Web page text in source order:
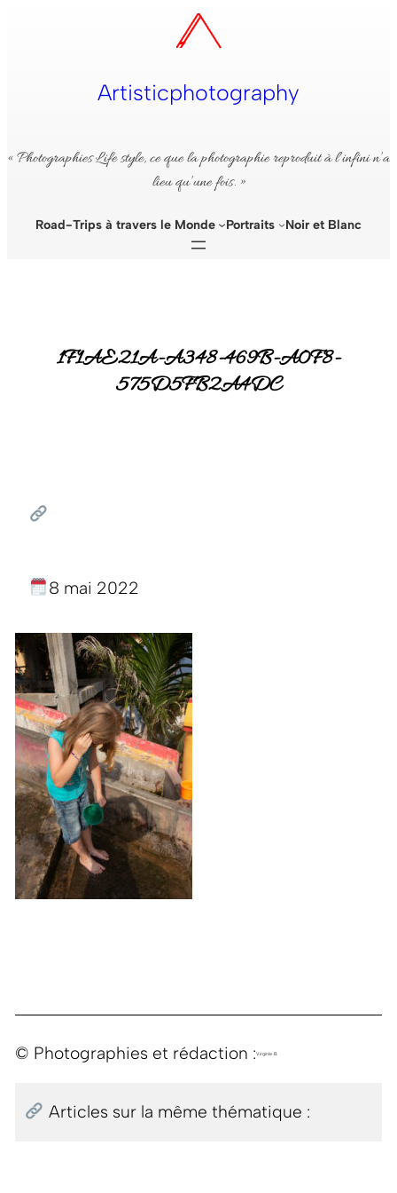
Artisticphotography
« Photographies Life style, ce que la photographie reproduit à l’infini n’a
lieu qu’une fois. »
Road-Trips à travers le Monde Portraits Noir et Blanc
1F1AE21A-A348-469B-A0F8-
575D5FB2A4DC
8 mai 2022
© Photographies et rédaction :Virginie B.
Articles sur la même thématique :